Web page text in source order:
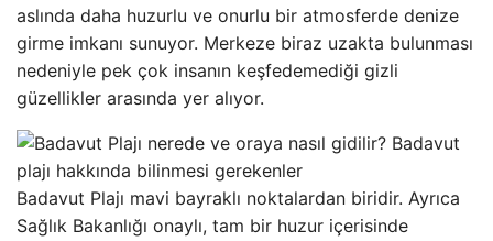
aslında daha huzurlu ve onurlu bir atmosferde denize
girme imkanı sunuyor. Merkeze biraz uzakta bulunması
nedeniyle pek çok insanın keşfedemediği gizli
güzellikler arasında yer alıyor.
Badavut Plajı mavi bayraklı noktalardan biridir. Ayrıca
Sağlık Bakanlığı onaylı, tam bir huzur içerisinde